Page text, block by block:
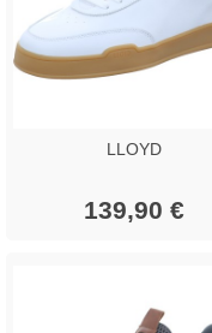
LLOYD
139,90 €